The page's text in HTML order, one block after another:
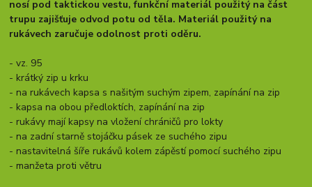
nosí pod taktickou vestu, funkční materiál použitý na část
trupu zajišťuje odvod potu od těla. Materiál použitý na
rukávech zaručuje odolnost proti oděru.
- vz. 95
- krátký zip u krku
- na rukávech kapsa s našitým suchým zipem, zapínání na zip
- kapsa na obou předloktích, zapínání na zip
- rukávy mají kapsy na vložení chráničů pro lokty
- na zadní starně stojáčku pásek ze suchého zipu
- nastavitelná šíře rukávů kolem zápěstí pomocí suchého zipu
- manžeta proti větru